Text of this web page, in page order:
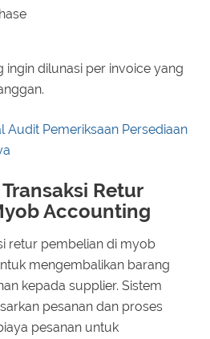
ingin dilunasi per invoice yang
Audit Pemeriksaan Persediaan
Retur
Accounting
retur pembelian di myob
mengembalikan barang
kepada supplier. Sistem
pesanan dan proses
pesanan untuk